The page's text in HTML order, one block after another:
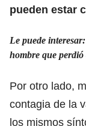
pueden estar
Le puede
hombre que
Por otro lado,
contagia de la
los mismos